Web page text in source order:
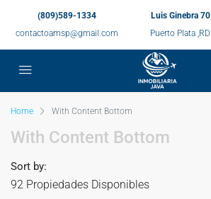
(809)589-1334
contactoamsp@gmail.com
Luis Ginebra 70
Puerto Plata ,RD
Home With Content Bottom
With Content Bottom
92 Propiedades Disponibles
Sort by: